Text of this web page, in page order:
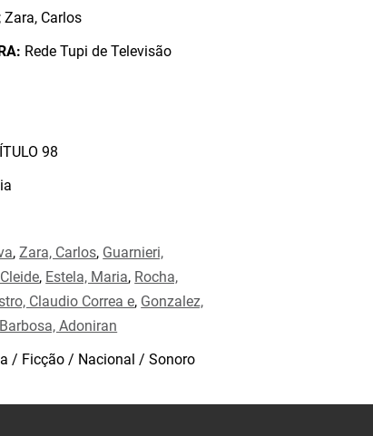
Zara, Carlos
Rede Tupi de Televisão
98
,Zara, Carlos, Guarnieri,
, Estela, Maria, Rocha,
Claudio Correa e, Gonzalez,
Barbosa, Adoniran
/ Ficção / Nacional / Sonoro